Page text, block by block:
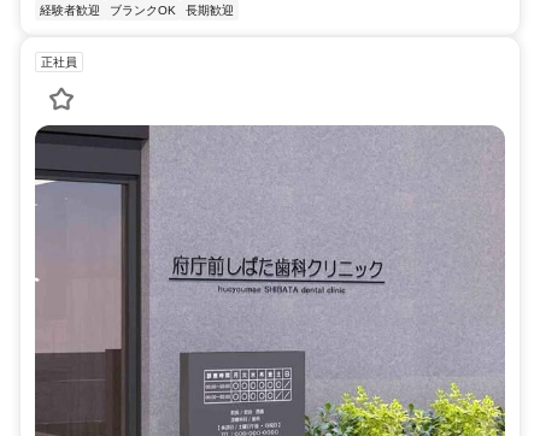
経験者歓迎
ブランクOK 長期歓迎
正社員